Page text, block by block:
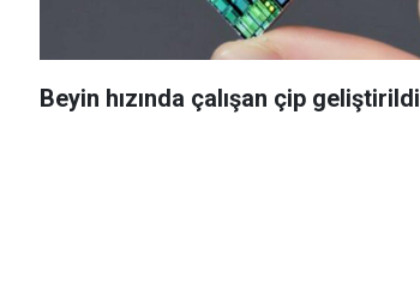
Beyin hızında çalışan çip geliştirildi